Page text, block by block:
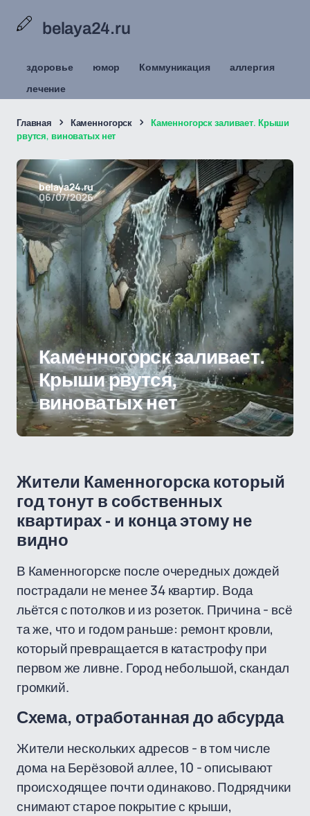
belaya24.ru
здоровье юмор Коммуникация
аллергия
лечение
Главная Каменногорск
Каменногорск заливает. Крыши
рвутся, виноватых нет
belaya24.ru
06/07/2026
Каменногорск заливает.
Крыши рвутся,
виноватых нет
Жители Каменногорска который
год тонут в собственных
квартирах - и конца этому не
видно
В Каменногорске после очередных дождей
пострадали не менее 34 квартир. Вода
льётся с потолков и из розеток. Причина - всё
та же, что и годом раньше: ремонт кровли,
который превращается в катастрофу при
первом же ливне. Город небольшой, скандал
громкий.
Схема, отработанная до абсурда
Жители нескольких адресов - в том числе
дома на Берёзовой аллее, 10 - описывают
происходящее почти одинаково. Подрядчики
снимают старое покрытие с крыши,